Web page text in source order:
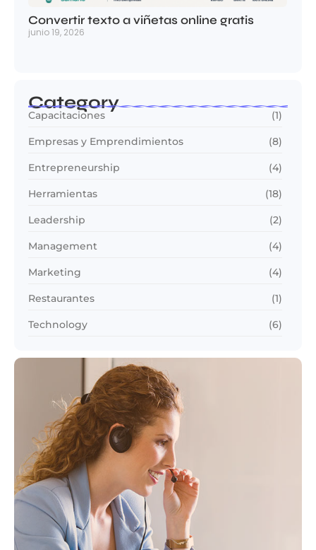
Convertir texto a viñetas online gratis
junio 19, 2026
Category
Capacitaciones (1)
Empresas y Emprendimientos (8)
Entrepreneurship (4)
Herramientas (18)
Leadership (2)
Management (4)
Marketing (4)
Restaurantes (1)
Technology (6)